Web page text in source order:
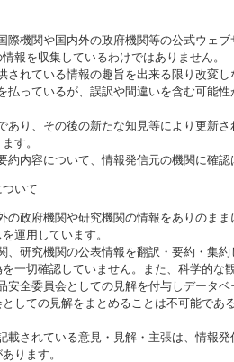
機関や国内外の政府機関等の公式ウェ
報を収集しているわけではありません。
れている情報の趣旨を出来る限り改変し
っているが、誤訳や間違いを含む可能
り、その後の新たな知見等により更新
す。
内容について、情報発信元の機関に確認
いて
政府機関や研究機関の情報をありのま
運用しています。
研究機関の公表情報を翻訳・要約・集
一切確認していません。また、科学的な
全委員会としての見解を付与しデータ
しての見解をまとめることは不可能で
されている意見・見解・主張は、情報
ります。